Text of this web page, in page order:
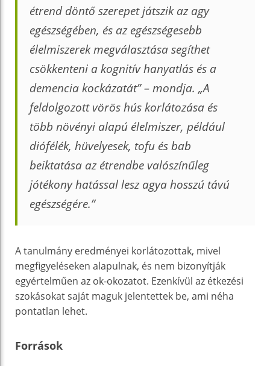
étrend döntő szerepet játszik az agy
egészségében, és az egészségesebb
élelmiszerek megválasztása segíthet
csökkenteni a kognitív hanyatlás és a
demencia kockázatát” – mondja. „A
feldolgozott vörös hús korlátozása és
több növényi alapú élelmiszer, például
diófélék, hüvelyesek, tofu és bab
beiktatása az étrendbe valószínűleg
jótékony hatással lesz agya hosszú távú
egészségére.”
A tanulmány eredményei korlátozottak, mivel
megfigyeléseken alapulnak, és nem bizonyítják
egyértelműen az ok-okozatot. Ezenkívül az étkezési
szokásokat saját maguk jelentettek be, ami néha
pontatlan lehet.
Források